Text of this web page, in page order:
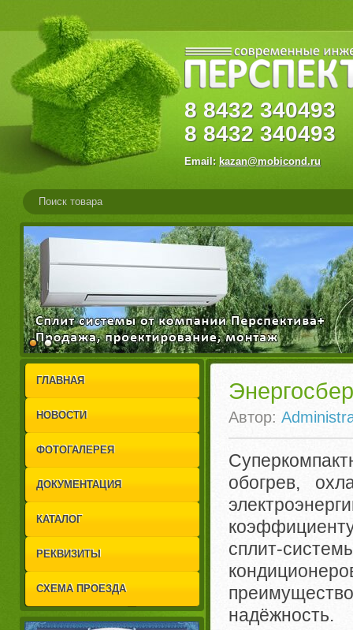
8 8432
8 8432 340493
Email: kazan@mobicond.ru
1
2
ГЛАВНАЯ
НОВОСТИ
ФОТОГАЛЕРЕЯ
ДОКУМЕНТАЦИЯ
КАТАЛОГ
РЕКВИЗИТЫ
СХЕМА ПРОЕЗДА
Автор:
обогрев,
сплит-
надёжность.